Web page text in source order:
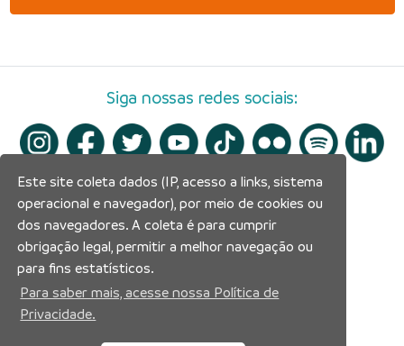
Siga nossas redes sociais:
Este site coleta dados (IP, acesso a links, sistema
operacional e navegador), por meio de cookies ou
dos navegadores. A coleta é para cumprir
obrigação legal, permitir a melhor navegação ou
para fins estatísticos.
Para saber mais, acesse nossa Política de
Privacidade.